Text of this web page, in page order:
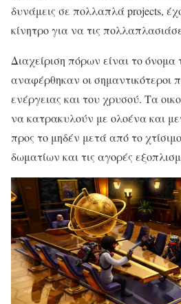
δυνάμεις σε πολλαπλά projects,
κίνητρο για να τις
Διαχείριση πόρων είναι το όνομα
αναφέρθηκαν οι σημαντικότεροι
ενέργειας και του χρυσού. Τα
να κατρακυλούν με ολοένα και
προς το μηδέν μετά από το
δωματίων και τις αγορές